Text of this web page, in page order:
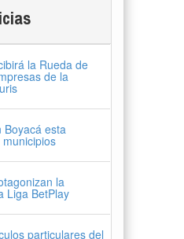
la Rueda de
de la
Boyacá esta
la
Liga BetPlay
particulares del